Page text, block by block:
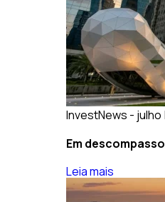
InvestNews - julho
Em
Leia mais